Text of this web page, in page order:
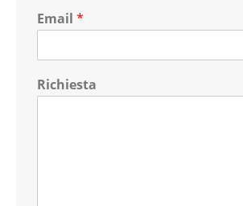
Email *
Richiesta